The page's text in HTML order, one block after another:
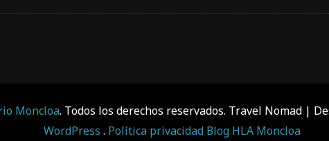
Moncloa. Todos los derechos reservados. Travel Nomad |
WordPress . Política privacidad Blog HLA Moncloa